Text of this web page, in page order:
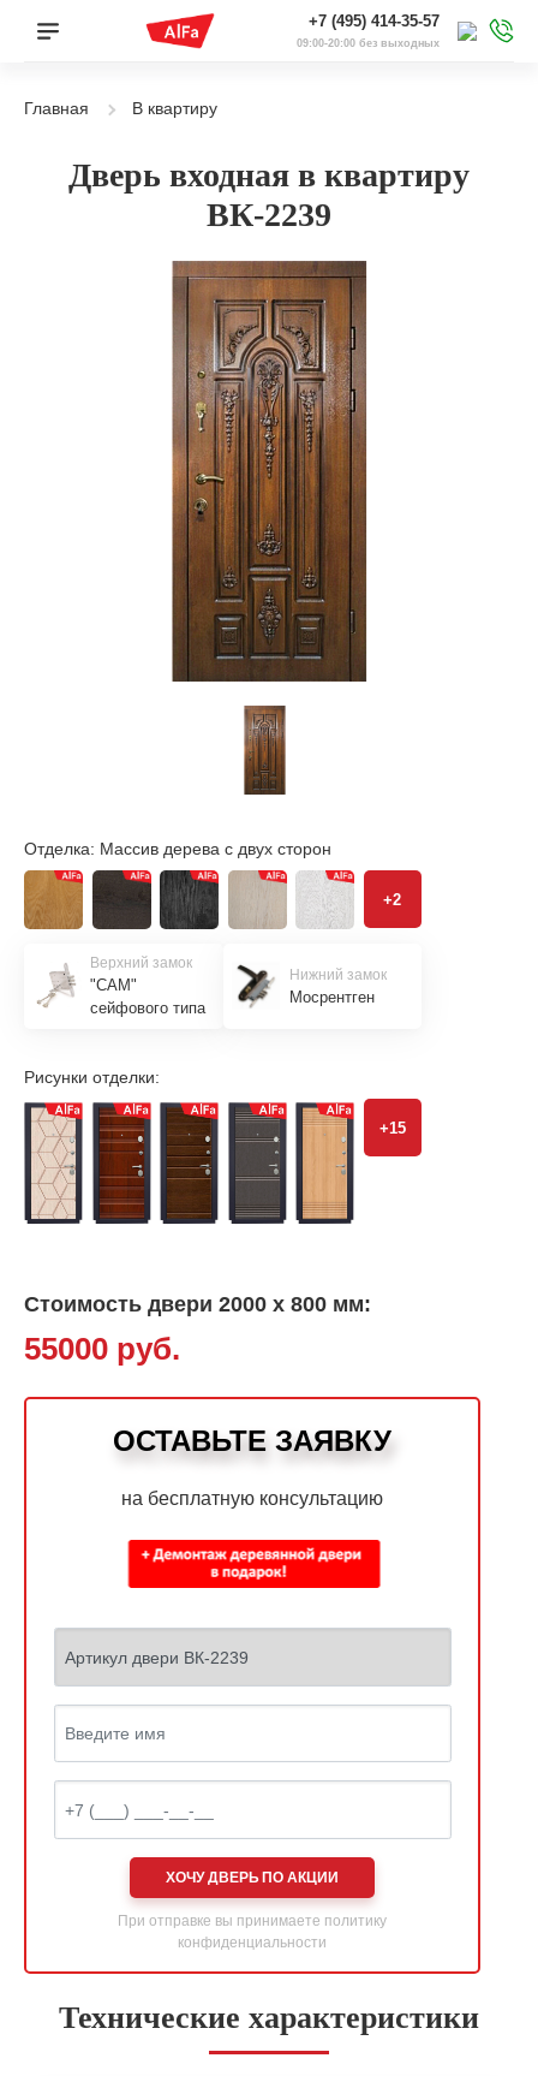
+7 (495) 414-35-57
09:00-20:00 без выходных
Главная В квартиру
Дверь входная в квартиру
ВК-2239
Отделка: Массив дерева с двух сторон
+2
Верхний замок
"САМ"
сейфового типа
Нижний замок
Мосрентген
Рисунки отделки:
+15
Стоимость двери 2000 х 800 мм:
55000 руб.
ОСТАВЬТЕ ЗАЯВКУ
на бесплатную консультацию
ХОЧУ ДВЕРЬ ПО АКЦИИ
При отправке вы принимаете политику
конфиденциальности
Технические характеристики